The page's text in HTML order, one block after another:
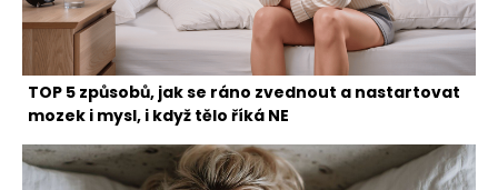
TOP 5 způsobů, jak se ráno zvednout a nastartovat
mozek i mysl, i když tělo říká NE